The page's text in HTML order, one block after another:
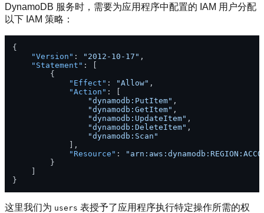
DynamoDB 服务时，需要为应用程序中配置的 IAM 用户分配
以下 IAM 策略：
{
"Version" : "2012-10-17" ,
"Statement" :
{
"Effect" : "Allow" ,
"Action" :
"dynamodb:PutItem" ,
"dynamodb:GetItem" ,
"dynamodb:UpdateItem" ,
"dynamodb:DeleteItem" ,
"dynamodb:Scan"
,
"Resource" :
}
}
这里我们为 users 表授予了应用程序执行特定操作所需的权